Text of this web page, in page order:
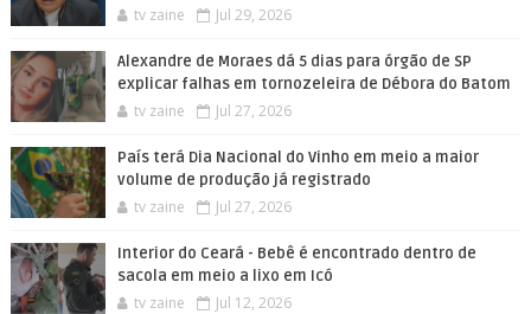
tv zaine Jul 29, 2026
Alexandre de Moraes dá 5 dias para órgão de SP
explicar falhas em tornozeleira de Débora do Batom
tv zaine Jul 27, 2026
País terá Dia Nacional do Vinho em meio a maior
volume de produção já registrado
tv zaine Jul 27, 2026
Interior do Ceará - Bebê é encontrado dentro de
sacola em meio a lixo em Icó
tv zaine Jul 12, 2026